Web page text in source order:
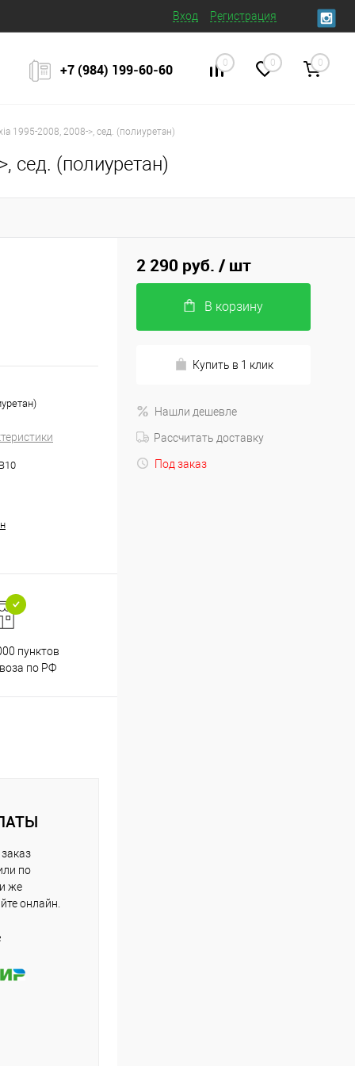
Вход Регистрация
+7 (984) 199‒60‒60 0 0 0
1995-2008, 2008->, сед. (полиуретан)
сед. (полиуретан)
пунктов
по РФ
по
же
онлайн.
2 290 руб. / шт
В корзину
Купить в 1 клик
Нашли дешевле
Рассчитать доставку
Под заказ